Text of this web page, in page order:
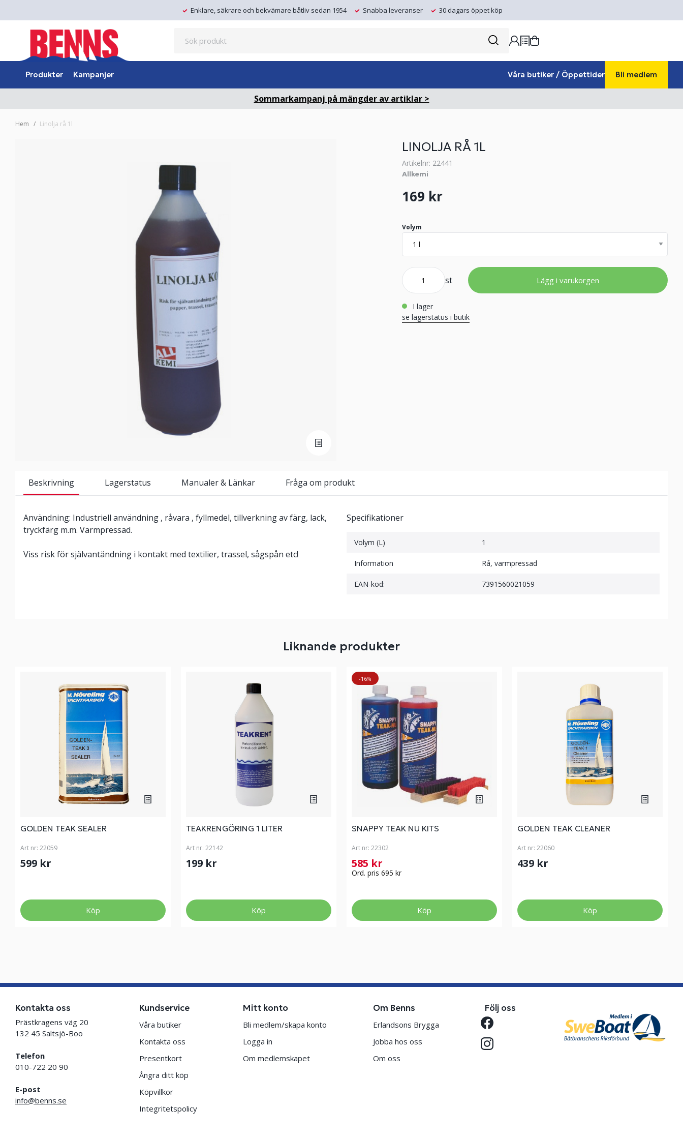
Enklare, säkrare och bekvämare båtliv sedan 1954 Snabba leveranser 30 dagars öppet köp
Produkter Kampanjer Våra butiker / Öppettider Bli medlem
Sommarkampanj på mängder av artiklar >
Hem Linolja rå 1l
LINOLJA RÅ 1L
Artikelnr: 22441
Allkemi
169 kr
Volym
st Lägg i varukorgen
i lager
se lagerstatus i butik
Beskrivning Lagerstatus Manualer & Länkar Fråga om produkt
Användning: Industriell användning , råvara , fyllmedel, tillverkning av färg, lack,
tryckfärg m.m. Varmpressad.
Viss risk för självantändning i kontakt med textilier, trassel, sågspån etc!
Specifikationer
Volym (L) 1
Information Rå, varmpressad
EAN-kod: 7391560021059
Liknande produkter
GOLDEN TEAK SEALER
Art nr: 22059
599 kr
Köp
TEAKRENGÖRING 1 LITER
Art nr: 22142
199 kr
Köp
-16%
SNAPPY TEAK NU KITS
Art nr: 22302
585 kr
Ord. pris 695 kr
Köp
GOLDEN TEAK CLEANER
Art nr: 22060
439 kr
Köp
Kontakta oss
Prästkragens väg 20
132 45 Saltsjö-Boo
Telefon
010-722 20 90
E-post
info@benns.se
Kundservice
Våra butiker
Kontakta oss
Presentkort
Ångra ditt köp
Köpvillkor
Integritetspolicy
Mitt konto
Bli medlem/skapa konto
Logga in
Om medlemskapet
Om Benns
Erlandsons Brygga
Jobba hos oss
Om oss
Följ oss